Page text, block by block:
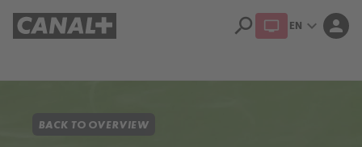
search EN expand_more person
BACK TO OVERVIEW